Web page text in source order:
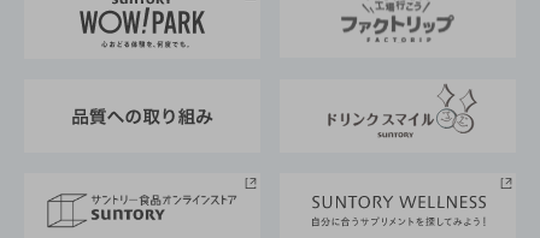
地域情報
サントリーサンバーズ大阪
サントリーが考えるサステナビリティ経営
企業概要
採用情報